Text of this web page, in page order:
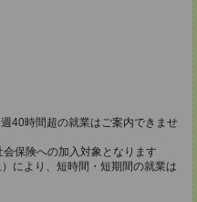
40時間超の就業はご案内できませ
保険への加入対象となります
により、短時間・短期間の就業は